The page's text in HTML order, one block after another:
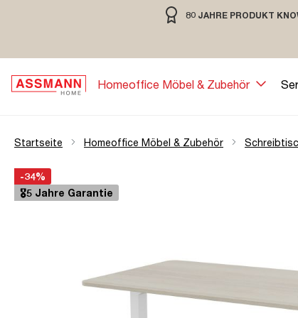
Zur Hauptnavigation springen80 JAHRE PRODUKT
80 JAHRE MÖBELBAU MIT
Homeoffice Möbel & Zubehör
Startseite Homeoffice Möbel & Zubehör
Bildergalerie überspringen
Öffne Zoom-Modal
-34%
🎖️5 Jahre Garantie